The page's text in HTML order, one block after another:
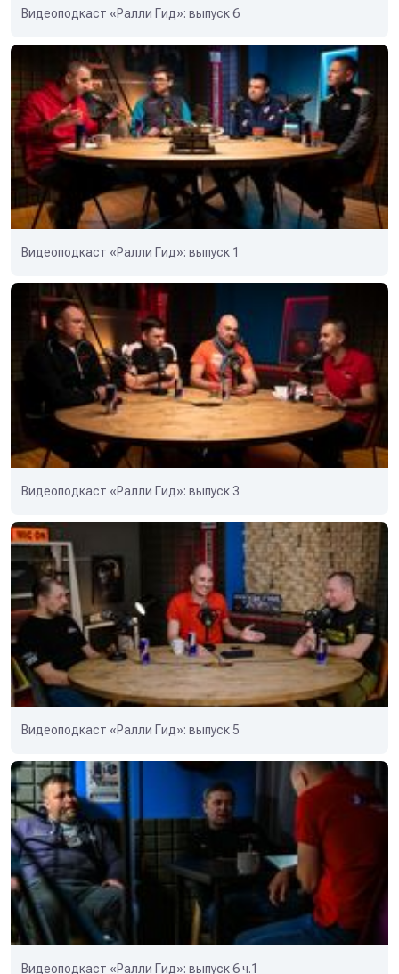
Видеоподкаст «Ралли Гид»: выпуск 6
Видеоподкаст «Ралли Гид»: выпуск 1
Видеоподкаст «Ралли Гид»: выпуск 3
Видеоподкаст «Ралли Гид»: выпуск 5
Видеоподкаст «Ралли Гид»: выпуск 6 ч.1